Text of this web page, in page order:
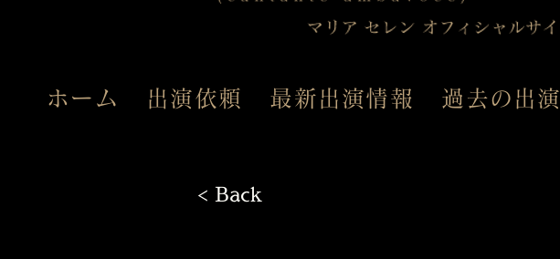
ホーム 出演依頼 最新出演情報 過去の出演
< Back